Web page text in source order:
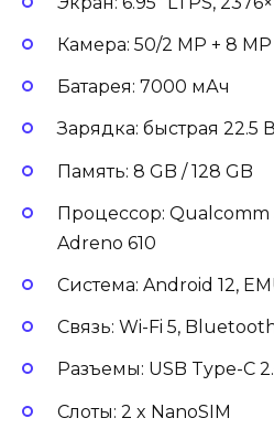
Камера: 50/2 MP + 8 MP
Батарея: 7000 мАч
Зарядка: быстрая 22.5
Память: 8 GB / 128 GB
Процессор: Qualcomm
Adreno 610
Система: Android 12,
Связь: Wi-Fi 5,
Разъемы: USB Type-C
Слоты: 2 x NanoSIM